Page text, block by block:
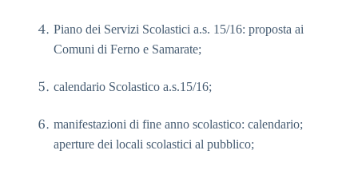
Piano dei Servizi Scolastici a.s. 15/16: proposta ai
Comuni di Ferno e Samarate;
calendario Scolastico a.s.15/16;
manifestazioni di fine anno scolastico: calendario;
aperture dei locali scolastici al pubblico;